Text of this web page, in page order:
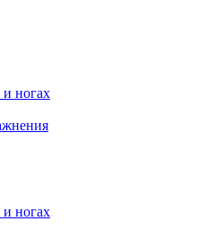
и ногах
и ногах